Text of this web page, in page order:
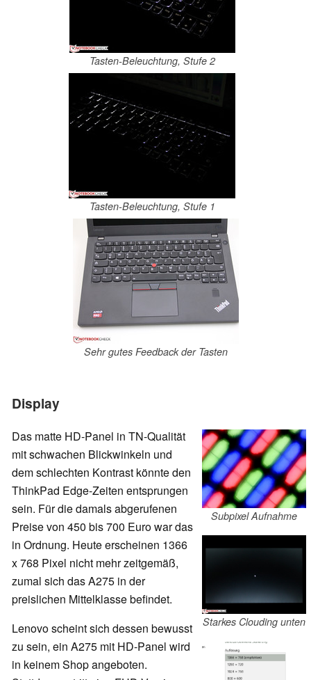
Tasten-Beleuchtung, Stufe 2
Tasten-Beleuchtung, Stufe 1
Sehr gutes Feedback der Tasten
Display
Subpixel Aufnahme
Starkes Clouding unten
Das matte HD-Panel in TN-Qualität
mit schwachen Blickwinkeln und
dem schlechten Kontrast könnte den
ThinkPad Edge-Zeiten entsprungen
sein. Für die damals abgerufenen
Preise von 450 bis 700 Euro war das
in Ordnung. Heute erscheinen 1366
x 768 Pixel nicht mehr zeitgemäß,
zumal sich das A275 in der
preislichen Mittelklasse befindet.
Lenovo scheint sich dessen bewusst
zu sein, ein A275 mit HD-Panel wird
in keinem Shop angeboten.